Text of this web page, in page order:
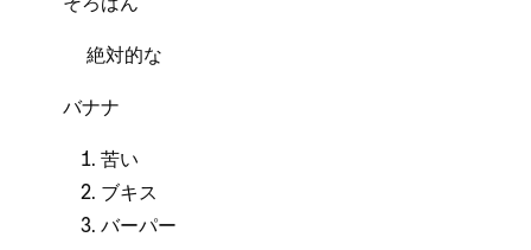
絶対的な
バナナ
苦い
ブキス
バ⁠ーパ⁠ー